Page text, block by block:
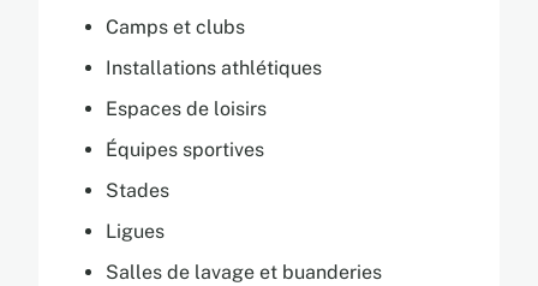
Camps et clubs
Installations athlétiques
Espaces de loisirs
Équipes sportives
Stades
Ligues
Salles de lavage et buanderies